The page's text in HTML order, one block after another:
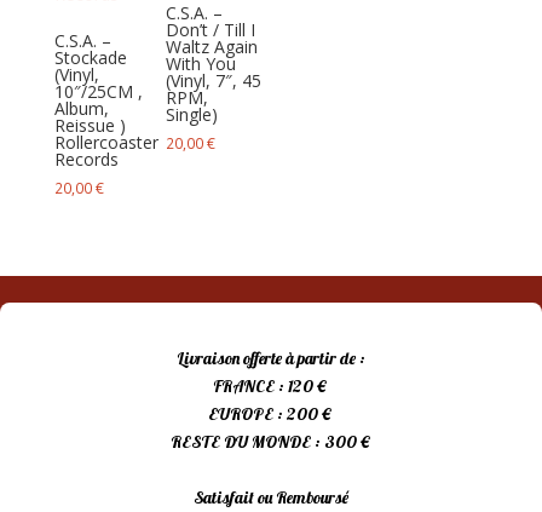
C.S.A. –
Stockade
(Vinyl,
10″/25CM ,
Album,
Reissue )
Rollercoaster
Records
20,00€
C.S.A. –
Don’t / Till I
Waltz Again
With You
(Vinyl, 7″, 45
RPM,
Single)
20,00€
Livraison offerte à partir de :
FRANCE : 120 €
EUROPE : 200 €
RESTE DU MONDE : 300 €
Satisfait ou Remboursé